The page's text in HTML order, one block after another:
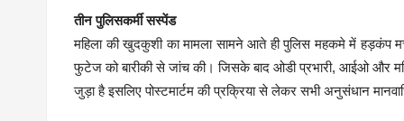
तीन पुलिसकर्मी सस्पेंड
महिला की खुदकुशी का मामला सामने आते ही पुलिस महकमे में हड़कंप
फुटेज को बारीकी से जांच की। जिसके बाद ओडी प्रभारी, आईओ और
जुड़ा है इसलिए पोस्टमार्टम की प्रक्रिया से लेकर सभी अनुसंधान